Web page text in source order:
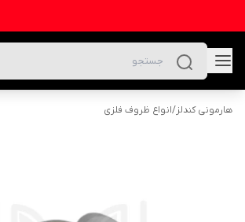
هارمونی کندلز/انواع ظروف فلزی